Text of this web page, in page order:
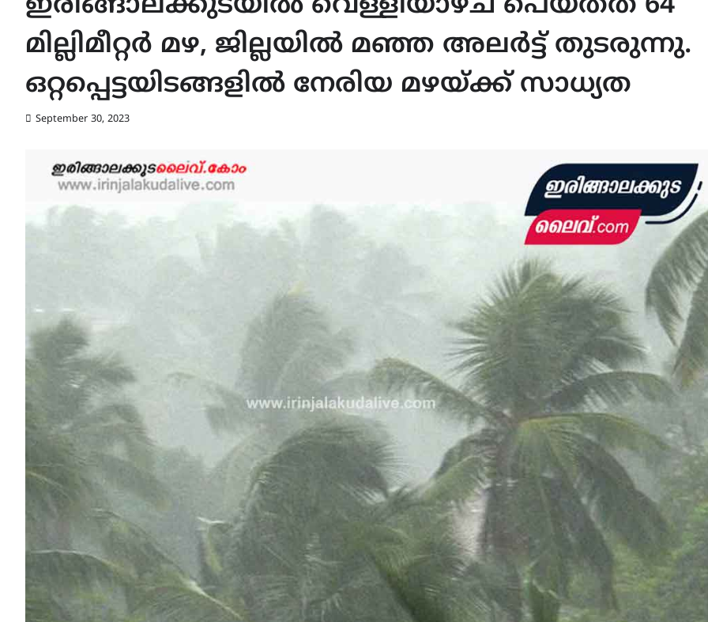
മില്ലിമീറ്റർ മഴ, ജില്ലയിൽ മഞ്ഞ അലർട്ട് തുടരുന്നു.
ഒറ്റപ്പെട്ടയിടങ്ങളിൽ നേരിയ മഴയ്ക്ക് സാധ്യത
September 30, 2023